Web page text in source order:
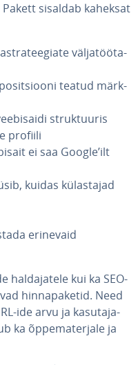
sisaldab kaheksat
väl­ja­töö­ta­
teatud märk­
struk­tuu­ris
profiili
ei saa Google’ilt
kuidas kü­las­ta­jad
erinevaid
hal­da­ja­tele kui ka SEO-
hin­na­pa­ke­tid. Need
ide arvu ja ka­su­ta­ja­
ka õp­pe­ma­ter­jale ja